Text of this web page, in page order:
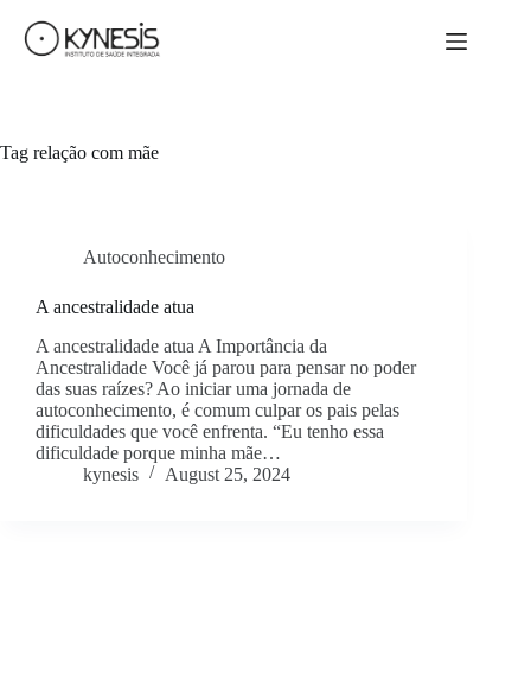
Tag relação com mãe
Autoconhecimento
A ancestralidade atua
A ancestralidade atua A Importância da
Ancestralidade Você já parou para pensar no poder
das suas raízes? Ao iniciar uma jornada de
autoconhecimento, é comum culpar os pais pelas
dificuldades que você enfrenta. “Eu tenho essa
dificuldade porque minha mãe…
kynesis
August 25, 2024